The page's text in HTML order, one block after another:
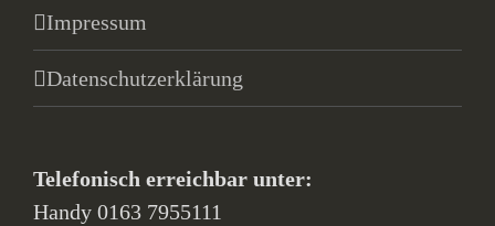
Impressum
Datenschutzerklärung
Telefonisch erreichbar unter:
Handy 0163 7955111